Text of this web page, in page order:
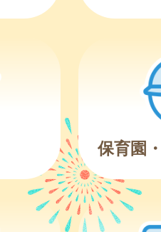
保育園